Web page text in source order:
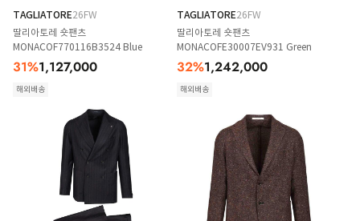
TAGLIATORE26FW
딸리아토레 숏팬츠
MONACOF770116B3524 Blue
31%1,127,000
해외배송
TAGLIATORE26FW
딸리아토레 숏팬츠
MONACOFE30007EV931 Green
32%1,242,000
해외배송